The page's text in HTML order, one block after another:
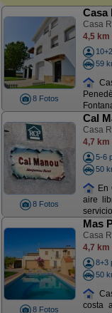
8 Fotos
Casa
Casa
4,5 km
59
8 Fotos
Cal
Casa
4,7 km
5-6
50
En
aire
8 Fotos
Mas
Casa
4,7 km
8+3
50
costa